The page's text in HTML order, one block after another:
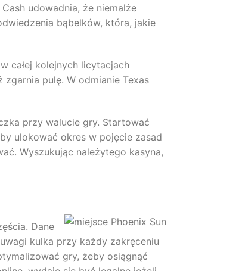
udowadnia, że niemalże
bąbelków, która, jakie
całej kolejnych licytacjach
pulę. W odmianie Texas
przy walucie gry. Startować
ulokować okres w pojęcie zasad
Wyszukując należytego kasyna,
Dane
kulka przy każdy zakręceniu
gry, żeby osiągnąć